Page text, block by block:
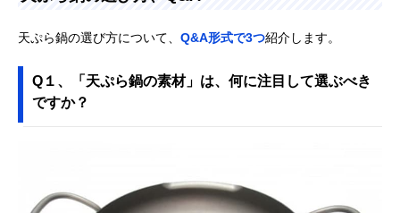
天ぷら鍋の選び方について、 Q&A形式で3つ紹介します。
Q１、「天ぷら鍋の素材」は、何に注目して選ぶべき
ですか？